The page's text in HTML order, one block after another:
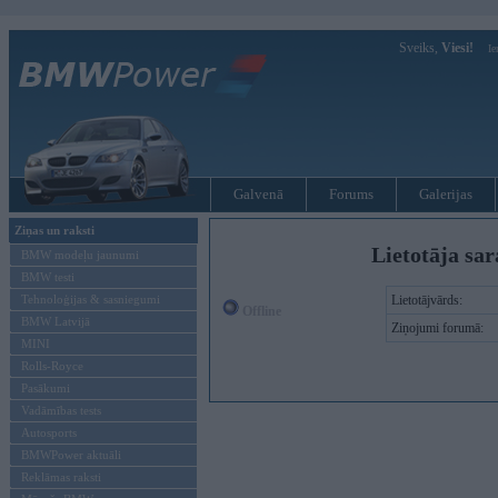
Sveiks, Viesi!
Galvenā Forums Galerijas
Ziņas un raksti
BMW modeļu jaunumi
BMW testi
Tehnoloģijas & sasniegumi
BMW Latvijā
MINI
Rolls-Royce
Pasākumi
Vadāmības tests
Autosports
BMWPower aktuāli
Reklāmas raksti
Lietotāja
Lietotājvārds:
Ziņojumi forumā: